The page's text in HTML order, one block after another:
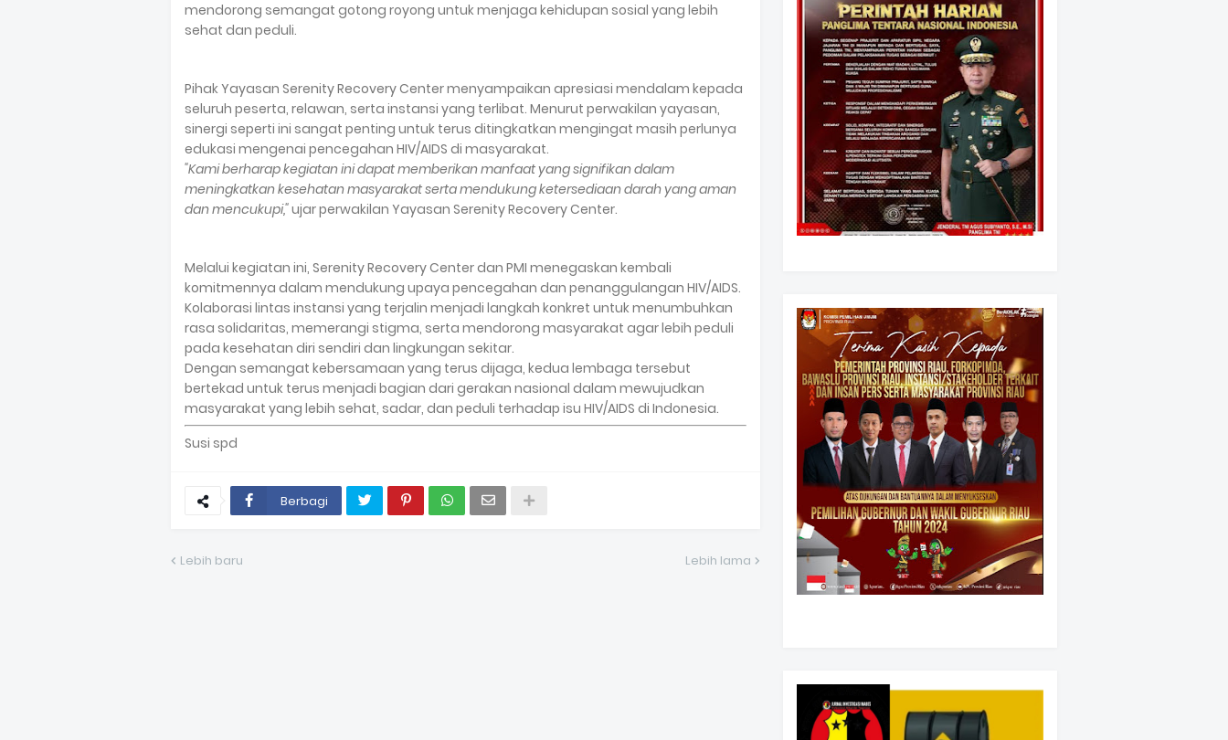
mendorong semangat gotong royong untuk menjaga kehidupan sosial yang lebih
sehat dan peduli.
Pihak Yayasan Serenity Recovery Center menyampaikan apresiasi mendalam kepada
seluruh peserta, relawan, serta instansi yang terlibat. Menurut perwakilan yayasan,
sinergi seperti ini sangat penting untuk terus ditingkatkan mengingat masih perlunya
edukasi mengenai pencegahan HIV/AIDS di masyarakat.
"Kami berharap kegiatan ini dapat memberikan manfaat yang signifikan dalam
meningkatkan kesehatan masyarakat serta mendukung ketersediaan darah yang aman
dan mencukupi,"ujar perwakilan Yayasan Serenity Recovery Center.
Melalui kegiatan ini, Serenity Recovery Center dan PMI menegaskan kembali
komitmennya dalam mendukung upaya pencegahan dan penanggulangan HIV/AIDS.
Kolaborasi lintas instansi yang terjalin menjadi langkah konkret untuk menumbuhkan
rasa solidaritas, memerangi stigma, serta mendorong masyarakat agar lebih peduli
pada kesehatan diri sendiri dan lingkungan sekitar.
Dengan semangat kebersamaan yang terus dijaga, kedua lembaga tersebut
bertekad untuk terus menjadi bagian dari gerakan nasional dalam mewujudkan
masyarakat yang lebih sehat, sadar, dan peduli terhadap isu HIV/AIDS di Indonesia.
Susi spd
Berbagi
Lebih baru Lebih lama